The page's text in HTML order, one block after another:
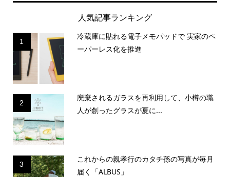
人気記事ランキング
1
冷蔵庫に貼れる電子メモパッドで 実家のペ
ーパーレス化を推進
2
廃棄されるガラスを再利用して、小樽の職
人が創ったグラスが夏に...
3
これからの親孝行のカタチ孫の写真が毎月
届く「ALBUS」